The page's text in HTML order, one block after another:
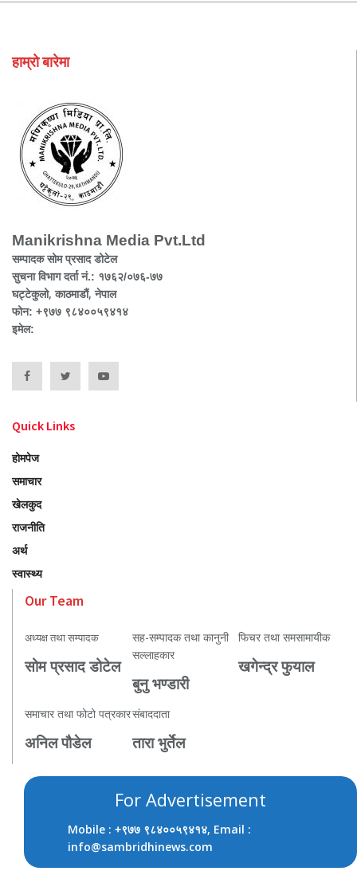
हाम्रो बारेमा
Manikrishna Media Pvt.Ltd
सम्पादक सोम प्रसाद डोटेल
सुचना विभाग दर्ता नं.: १७६२/०७६-७७
घट्टेकुलो, काठमाडौं, नेपाल
फोन: +९७७ ९८४००५९४१४
इमेल:
Quick Links
होमपेज
समाचार
खेलकुद
राजनीति
अर्थ
स्वास्थ्य
Our Team
अध्यक्ष तथा सम्पादक
सोम प्रसाद डोटेल
सह-सम्पादक तथा कानुनी
सल्लाहकार
बुनु भण्डारी
फिचर तथा समसामायीक
खगेन्द्र फुयाल
समाचार तथा फोटो पत्रकार
अनिल पौडेल
संबाददाता
तारा भुर्तेल
For Advertisement
Mobile : +९७७ ९८४००५९४१४, Email :
info@sambridhinews.com